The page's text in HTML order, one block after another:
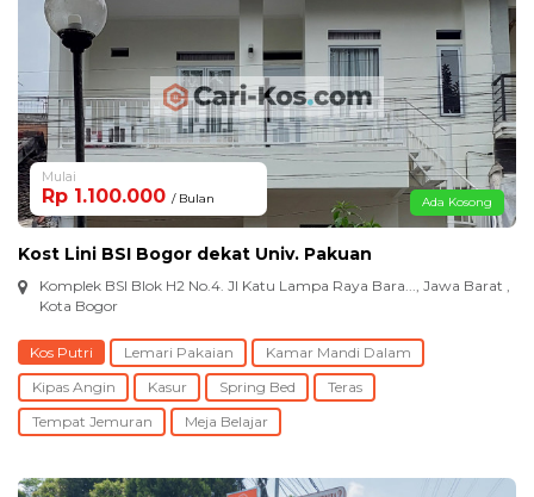
Mulai
Rp 1.100.000 / Bulan Ada Kosong
Kost Lini BSI Bogor dekat Univ. Pakuan
Komplek BSI Blok H2 No.4. Jl Katu Lampa Raya Bara..., Jawa Barat ,
Kota Bogor
Kos Putri Lemari Pakaian
Kamar Mandi Dalam
Kipas Angin
Kasur Spring Bed
Teras
Tempat Jemuran
Meja Belajar